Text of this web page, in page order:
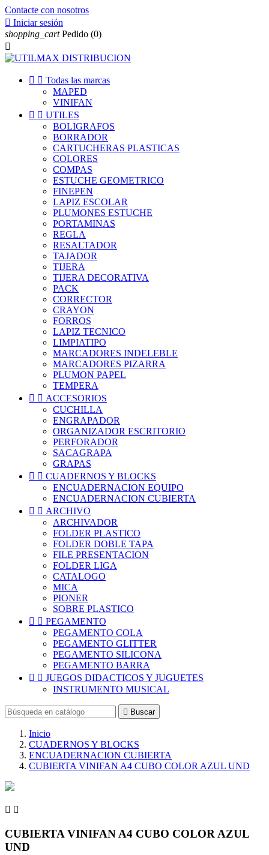
Contacte con nosotros
 Iniciar sesión
shopping_cart Pedido (0)

  Todas las marcas
MAPED
VINIFAN
  UTILES
BOLIGRAFOS
BORRADOR
CARTUCHERAS PLASTICAS
COLORES
COMPAS
ESTUCHE GEOMETRICO
FINEPEN
LAPIZ ESCOLAR
PLUMONES ESTUCHE
PORTAMINAS
REGLA
RESALTADOR
TAJADOR
TIJERA
TIJERA DECORATIVA
PACK
CORRECTOR
CRAYON
FORROS
LAPIZ TECNICO
LIMPIATIPO
MARCADORES INDELEBLE
MARCADORES PIZARRA
PLUMON PAPEL
TEMPERA
  ACCESORIOS
CUCHILLA
ENGRAPADOR
ORGANIZADOR ESCRITORIO
PERFORADOR
SACAGRAPA
GRAPAS
  CUADERNOS Y BLOCKS
ENCUADERNACION EQUIPO
ENCUADERNACION CUBIERTA
  ARCHIVO
ARCHIVADOR
FOLDER PLASTICO
FOLDER DOBLE TAPA
FILE PRESENTACION
FOLDER LIGA
CATALOGO
MICA
PIONER
SOBRE PLASTICO
  PEGAMENTO
PEGAMENTO COLA
PEGAMENTO GLITTER
PEGAMENTO SILICONA
PEGAMENTO BARRA
  JUEGOS DIDACTICOS Y JUGUETES
INSTRUMENTO MUSICAL
 Buscar
Inicio
CUADERNOS Y BLOCKS
ENCUADERNACION CUBIERTA
CUBIERTA VINIFAN A4 CUBO COLOR AZUL UND
 
CUBIERTA VINIFAN A4 CUBO COLOR AZUL
UND